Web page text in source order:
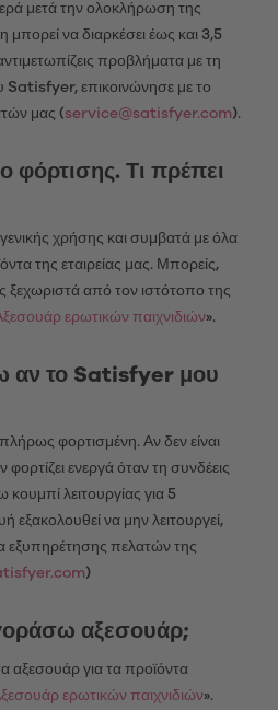
μετά την ολοκλήρωση της
μπορεί να διαρκέσει έως και 3,5
προβλήματα με τη
Satisfyer, επικοινώνησε με το
μας (service@satisfyer.com).
φόρτισης. Τι πρέπει
γενικής χρήσης και συμβατά με όλα
της εταιρείας μας. Μπορείς,
ξεχωριστά από τον ιστότοπο της
ερωτικών παιχνιδιών».
αν το Satisfyer μου
φορτισμένη. Αν δεν είναι
ενεργά όταν τη συνδέεις
λειτουργίας για 5
εξακολουθεί να μην λειτουργεί,
εξυπηρέτησης πελατών της
)
αξεσουάρ;
αξεσουάρ για τα προϊόντα
ερωτικών παιχνιδιών».